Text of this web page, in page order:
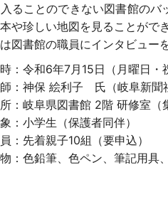
ることのできない図書館のバ
や珍しい地図を見ることがで
図書館の職員にインタビュー
令和6年7月15日（月曜日・
神保 絵利子 氏（岐阜新聞
岐阜県図書館 2階 研修室（
小学生（保護者同伴）
先着親子10組（要申込）
：色鉛筆、色ペン、筆記用具